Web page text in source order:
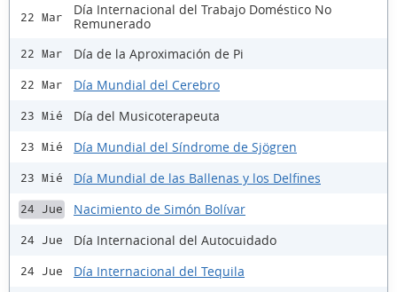
22 Mar
Día Internacional del Trabajo Doméstico No
Remunerado
22 Mar Día de la Aproximación de Pi
22 Mar Día Mundial del Cerebro
23 Mié Día del Musicoterapeuta
23 Mié Día Mundial del Síndrome de Sjögren
23 Mié Día Mundial de las Ballenas y los Delfines
24 Jue Nacimiento de Simón Bolívar
24 Jue Día Internacional del Autocuidado
24 Jue Día Internacional del Tequila